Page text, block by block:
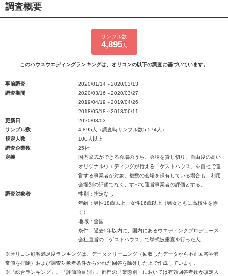
調査概要
サンプル数
4,895人
このハウスウエディングランキングは、オリコンの以下の調査に基づいています。
事前調査
2020/01/14～2020/03/13
調査期間
2020/03/16～2020/03/27
2019/04/19～2019/04/26
2018/05/18～2018/06/11
更新日
2020/08/03
サンプル数
4,895人（調査時サンプル数5,574人）
規定人数
100人以上
調査企業数
25社
定義
国内挙式ができる会場のうち、会場を貸し切り、自由度の高い
オリジナルウエディングが行える「ゲストハウス」を自社で運
営する事業者が対象。複数の会場を保有している場合も、利用
会場別の評価でなく、すべて運営事業者の評価とする。
調査対象者
性別：指定なし
年齢：男性18歳以上、女性16歳以上（男女ともに高校生を除
く）
地域：全国
条件：過去5年以内に、国内にあるウエディングプロデュース
会社直営の「ゲストハウス」で挙式披露宴を行った人
※オリコン顧客満足度ランキングは、データクリーニング（回収したデータから不正回答や異
常値を排除）および調査対象者条件から外れた回答を除外した上で作成しています。
※「総合ランキング」、「評価項目別」、部門の「業態別」においては有効回答者数が規定人